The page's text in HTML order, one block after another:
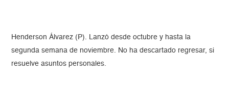
Henderson Álvarez (P). Lanzó desde octubre y hasta la
segunda semana de noviembre. No ha descartado regresar, si
resuelve asuntos personales.